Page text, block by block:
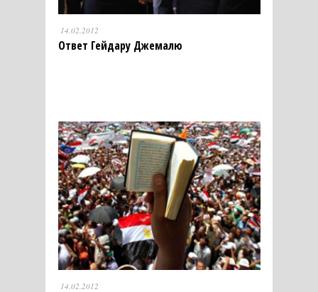
14.02.2012
Ответ Гейдару Джемалю
14.02.2012